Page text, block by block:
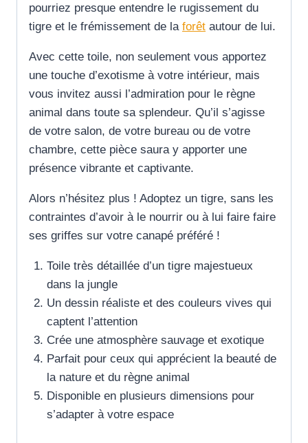
pourriez presque entendre le rugissement du
tigre et le frémissement de la forêt autour de lui.
Avec cette toile, non seulement vous apportez
une touche d’exotisme à votre intérieur, mais
vous invitez aussi l’admiration pour le règne
animal dans toute sa splendeur. Qu’il s’agisse
de votre salon, de votre bureau ou de votre
chambre, cette pièce saura y apporter une
présence vibrante et captivante.
Alors n’hésitez plus ! Adoptez un tigre, sans les
contraintes d’avoir à le nourrir ou à lui faire faire
ses griffes sur votre canapé préféré !
Toile très détaillée d’un tigre majestueux
dans la jungle
Un dessin réaliste et des couleurs vives qui
captent l’attention
Crée une atmosphère sauvage et exotique
Parfait pour ceux qui apprécient la beauté de
la nature et du règne animal
Disponible en plusieurs dimensions pour
s’adapter à votre espace